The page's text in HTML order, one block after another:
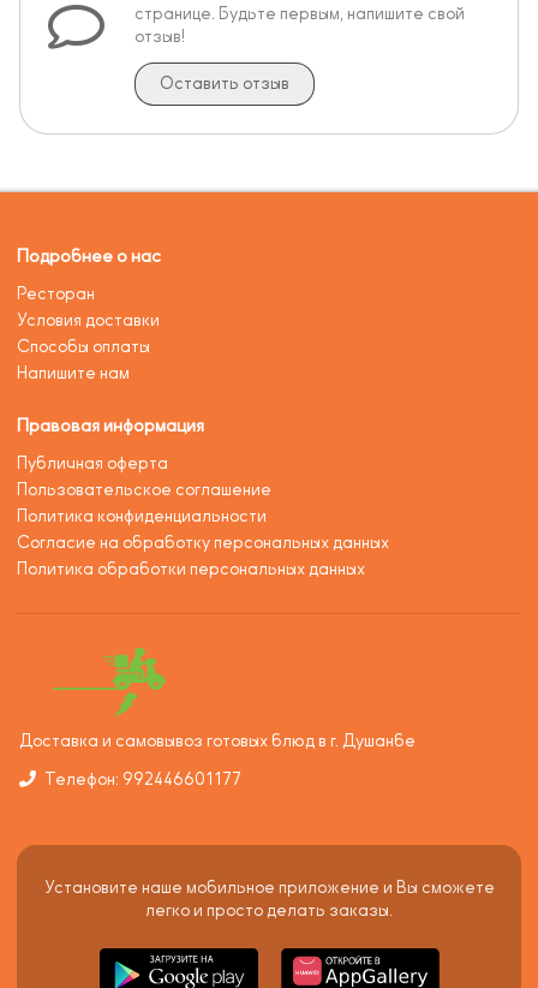
странице. Будьте первым, напишите свой
отзыв!
Оставить отзыв
Подробнее о нас
Ресторан
Условия доставки
Способы оплаты
Напишите нам
Правовая информация
Публичная оферта
Пользовательское соглашение
Политика конфиденциальности
Согласие на обработку персональных данных
Политика обработки персональных данных
Доставка и самовывоз готовых блюд в г. Душанбе
Телефон: 992446601177
Установите наше мобильное приложение и Вы сможете
легко и просто делать заказы.